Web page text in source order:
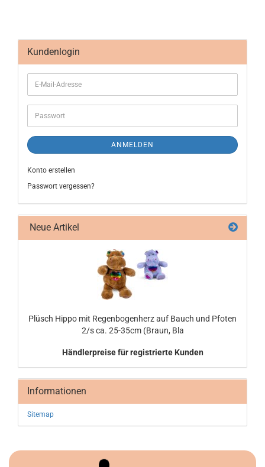
Kundenlogin
ANMELDEN
Konto erstellen
Passwort vergessen?
Neue Artikel
Plüsch Hippo mit Re­gen­bo­gen­herz auf Bauch und Pfo­ten
2/s ca. 25-​35cm (Braun, Bla
Händlerpreise für registrierte Kunden
Informationen
Sitemap